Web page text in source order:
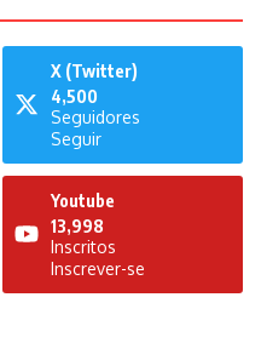
X (Twitter)
4,500
Seguidores
Seguir
Youtube
13,998
Inscritos
Inscrever-se